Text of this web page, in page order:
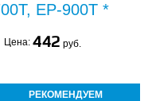
EP-900T *
Цена: 442 руб.
РЕКОМЕНДУЕМ